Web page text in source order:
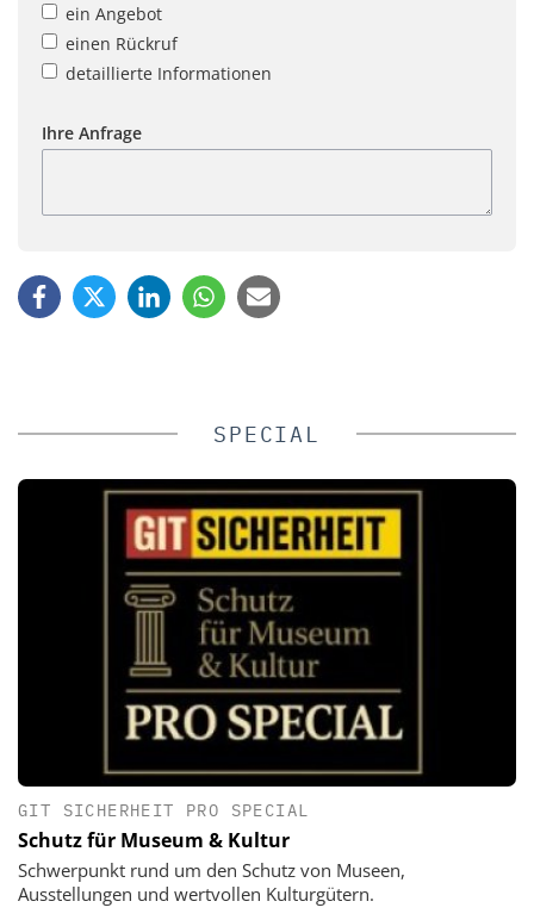
ein Angebot
einen Rückruf
detaillierte Informationen
Ihre Anfrage
SPECIAL
GIT SICHERHEIT PRO SPECIAL
Schutz für Museum & Kultur
Schwerpunkt rund um den Schutz von Museen,
Ausstellungen und wertvollen Kulturgütern.